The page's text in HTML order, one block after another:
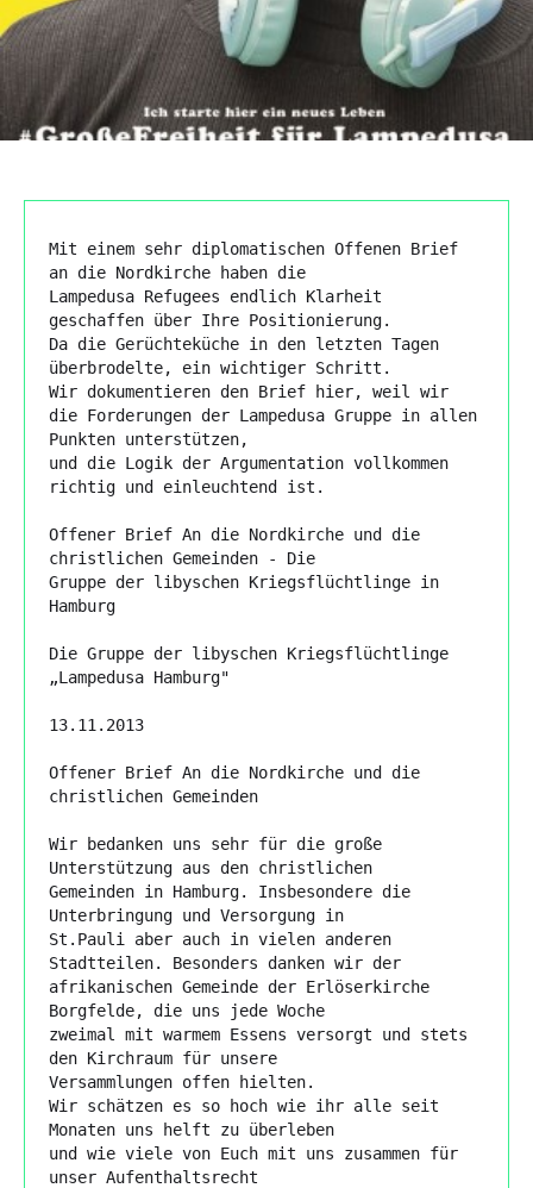
Mit einem sehr diplomatischen Offenen Brief
an die Nordkirche haben die
Lampedusa Refugees endlich Klarheit
geschaffen über Ihre Positionierung.
Da die Gerüchteküche in den letzten Tagen
überbrodelte, ein wichtiger Schritt.
Wir dokumentieren den Brief hier, weil wir
die Forderungen der Lampedusa Gruppe in allen
Punkten unterstützen,
und die Logik der Argumentation vollkommen
richtig und einleuchtend ist.
Offener Brief An die Nordkirche und die
christlichen Gemeinden - Die
Gruppe der libyschen Kriegsflüchtlinge in
Hamburg
Die Gruppe der libyschen Kriegsflüchtlinge
„Lampedusa Hamburg"
13.11.2013
Offener Brief An die Nordkirche und die
christlichen Gemeinden
Wir bedanken uns sehr für die große
Unterstützung aus den christlichen
Gemeinden in Hamburg. Insbesondere die
Unterbringung und Versorgung in
St.Pauli aber auch in vielen anderen
Stadtteilen. Besonders danken wir der
afrikanischen Gemeinde der Erlöserkirche
Borgfelde, die uns jede Woche
zweimal mit warmem Essens versorgt und stets
den Kirchraum für unsere
Versammlungen offen hielten.
Wir schätzen es so hoch wie ihr alle seit
Monaten uns helft zu überleben
und wie viele von Euch mit uns zusammen für
unser Aufenthaltsrecht